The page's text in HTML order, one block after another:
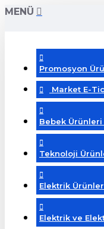
MENÜ
Promosyon
Market E-
Bebek
Teknoloji
Elektrik
Elektrik ve